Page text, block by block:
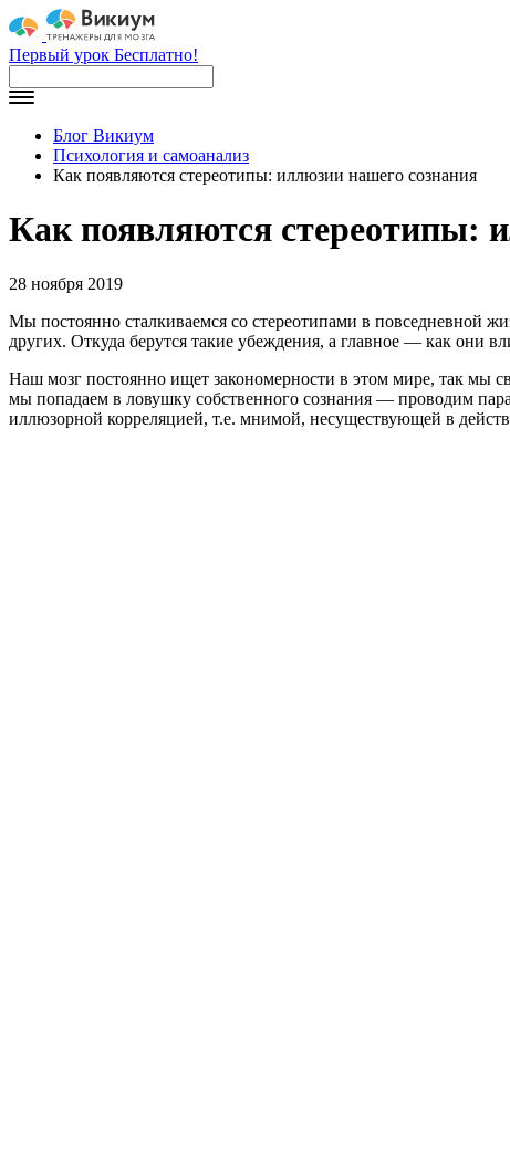
Первый урок Бесплатно!
Блог Викиум
Психология и самоанализ
Как появляются стереотипы: иллюзии нашего сознания
Как появляются стереотипы:
28 ноября 2019
Мы постоянно сталкиваемся со стереотипами в повседневной
других. Откуда берутся такие убеждения, а главное — как они
Наш мозг постоянно ищет закономерности в этом мире, так мы
мы попадаем в ловушку собственного сознания — проводим
иллюзорной корреляцией, т.е. мнимой, несуществующей в